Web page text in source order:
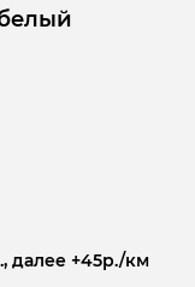
далее +45р./км